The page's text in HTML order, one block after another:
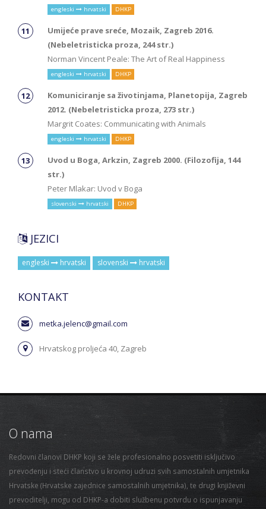
engleski hrvatski DHKP
Umijeće prave sreće, Mozaik, Zagreb 2016.
(Nebeletristicka proza, 244 str.)
Norman Vincent Peale: The Art of Real Happiness
engleski hrvatski DHKP
Komuniciranje sa životinjama, Planetopija, Zagreb
2012. (Nebeletristicka proza, 273 str.)
Margrit Coates: Communicating with Animals
engleski hrvatski DHKP
Uvod u Boga, Arkzin, Zagreb 2000. (Filozofija, 144
str.)
Peter Mlakar: Uvod v Boga
slovenski hrvatski DHKP
JEZICI
engleski hrvatski slovenski hrvatski
KONTAKT
metka.jelenc@gmail.com
Hrvatskog proljeća 40, Zagreb
O nama
Redovni članovi DHKP koji se žele profesionalno posvetiti isključivo
prevođenju i steći članstvo u krovnoj udruzi svih samostalnih umjetnika
Hrvatske (Hrvatske zajednice samostalnih umjetnika), te drugi književni
prevoditelji, mogu od DHKP-a dobiti službenu potvrdu o ispunjavanju